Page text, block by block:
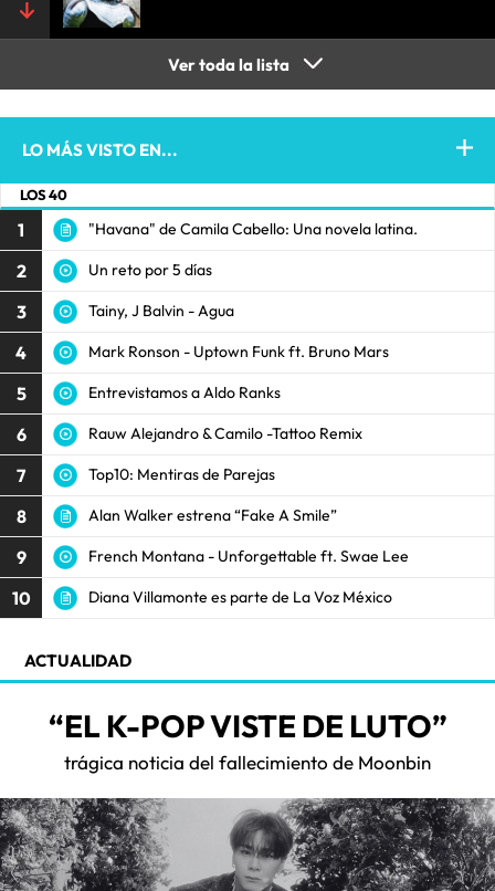
Ver toda la lista
LO MÁS VISTO EN...
LOS 40
1 "Havana" de Camila Cabello: Una novela latina.
2 Un reto por 5 días
3 Tainy, J Balvin - Agua
4 Mark Ronson - Uptown Funk ft. Bruno Mars
5 Entrevistamos a Aldo Ranks
6 Rauw Alejandro & Camilo -Tattoo Remix
7 Top10: Mentiras de Parejas
8 Alan Walker estrena “Fake A Smile”
9 French Montana - Unforgettable ft. Swae Lee
10 Diana Villamonte es parte de La Voz México
ACTUALIDAD
“EL K-POP VISTE DE LUTO”
trágica noticia del fallecimiento de Moonbin